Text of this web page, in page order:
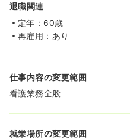
退職関連
定年：60歳
再雇用：あり
仕事内容の変更範囲
看護業務全般
就業場所の変更範囲